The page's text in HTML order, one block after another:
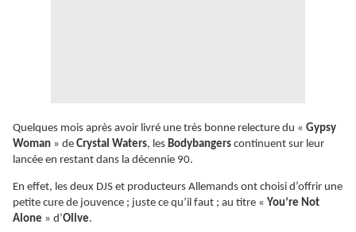
Quelques mois après avoir livré une très bonne relecture du « Gypsy
Woman » de Crystal Waters, les Bodybangers continuent sur leur
lancée en restant dans la décennie 90.
En effet, les deux DJS et producteurs Allemands ont choisi d’offrir une
petite cure de jouvence ; juste ce qu’il faut ; au titre « You’re Not
Alone » d’Olive.